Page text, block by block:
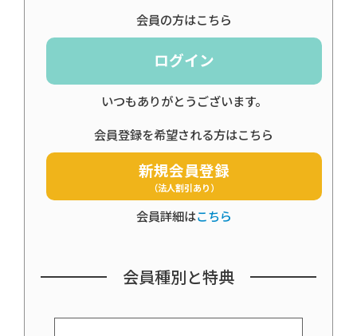
会員の方はこちら
ログイン
いつもありがとうございます。
会員登録を希望される方はこちら
新規会員登録
（法人割引あり）
会員詳細はこちら
会員種別と特典